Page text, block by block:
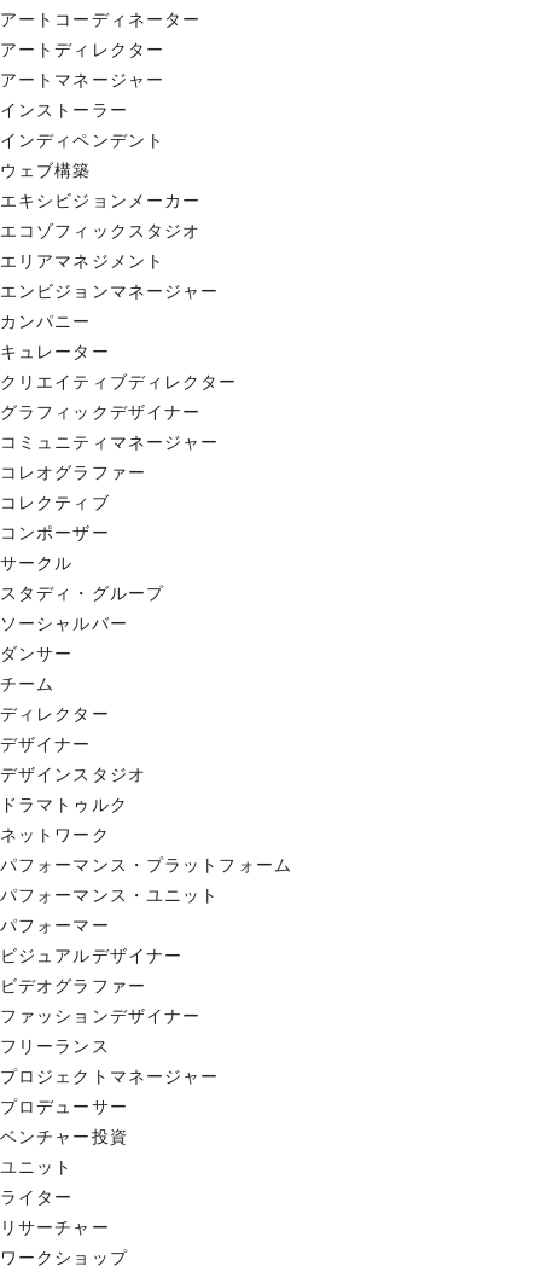
アートコーディネーター
アートディレクター
アートマネージャー
インストーラー
インディペンデント
ウェブ構築
エキシビジョンメーカー
エコゾフィックスタジオ
エリアマネジメント
エンビジョンマネージャー
カンパニー
キュレーター
クリエイティブディレクター
グラフィックデザイナー
コミュニティマネージャー
コレオグラファー
コレクティブ
コンポーザー
サークル
スタディ・グループ
ソーシャルバー
ダンサー
チーム
ディレクター
デザイナー
デザインスタジオ
ドラマトゥルク
ネットワーク
パフォーマンス・プラットフォーム
パフォーマンス・ユニット
パフォーマー
ビジュアルデザイナー
ビデオグラファー
ファッションデザイナー
フリーランス
プロジェクトマネージャー
プロデューサー
ベンチャー投資
ユニット
ライター
リサーチャー
ワークショップ